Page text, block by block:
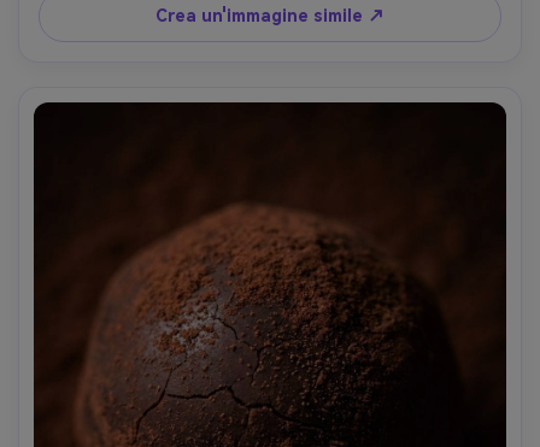
style- -ar 4:5
Crea un'immagine simile ↗